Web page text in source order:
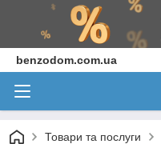
benzodom.com.ua
Товари та послуги